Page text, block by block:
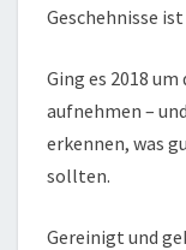
Geschehnisse
Ging es 2018
aufnehmen –
erkennen, was
sollten.
Gereinigt und